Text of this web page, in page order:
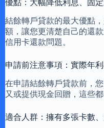
優點：大幅降低利息、固
結餘轉戶貸款的最大優點
額，讓您更清楚自己的還
信用卡還款問題。
申請前注意事項：實際年
在申請結餘轉戶貸款前，
又或提供現金回贈，這些
適合人群：擁有多張卡數